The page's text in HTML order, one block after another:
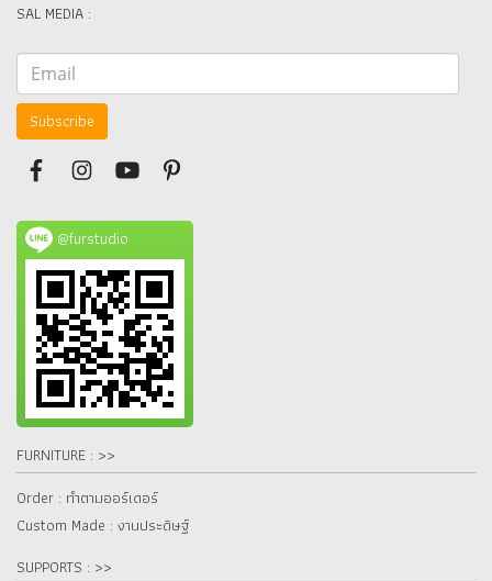
SAL MEDIA :
Subscribe
@furstudio
FURNITURE : >>
Order : ทำตามออร์เดอร์
Custom Made : งานประดิษฐ์
SUPPORTS : >>